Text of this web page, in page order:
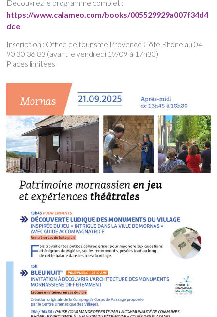
Découvrez le programme complet :
https://www.calameo.com/books/005529929a007f34d4
dde
Inscription : Office de tourisme Provence Côté Rhône au 04
90 30 36 83 (avant le vendredi 19/09 à 17h30)
Places limitées